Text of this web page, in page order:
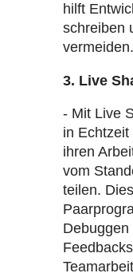
hilft
schreiben
vermeiden.
3. Live
- Mit Live
in
ihren
vom
teilen.